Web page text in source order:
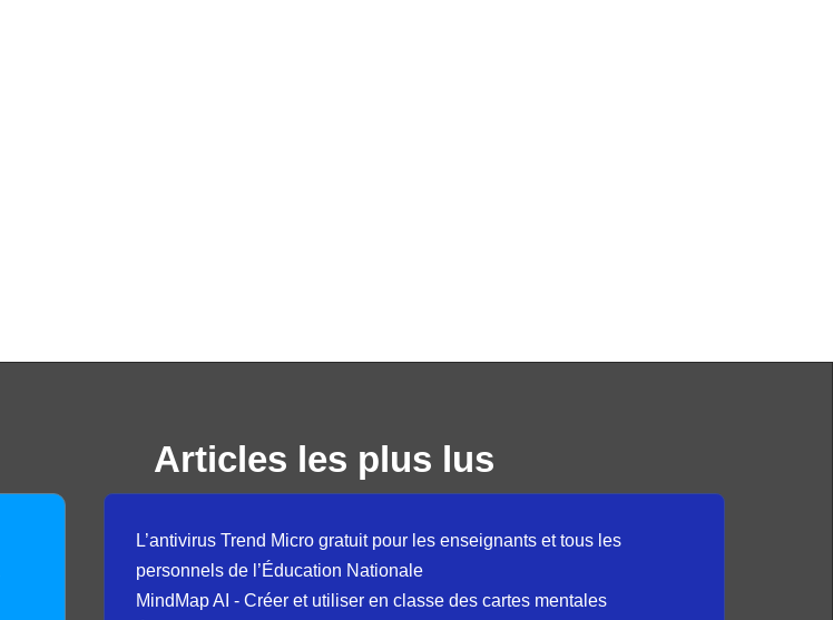
Articles les plus lus
L’antivirus Trend Micro gratuit pour les enseignants et tous les
personnels de l’Éducation Nationale
MindMap AI - Créer et utiliser en classe des cartes mentales